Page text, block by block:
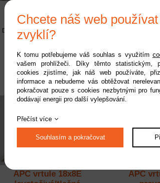
pravotočivá
Dostupnost: do 2 pracovních dnů
Kód:APC19012WE
499 Kč
APC vrtule 18x8E
APC
Chcete náš web
zvyklí?
K tomu potřebujeme váš souhlas s využitím
vašem prohlížeči. Díky těmto statistickým,
cookies zjistíme, jak náš web používáte,
informace a nebudeme vás obtěžovat
pokračovat pouze s cookies nezbytnými pro
dodávají energii pro další vylepšování.
Přečíst více
Souhlasím a pokračovat